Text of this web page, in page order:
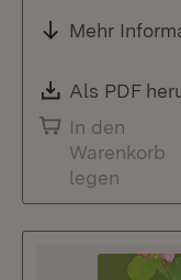
Mehr
Download:
Als PDF
In den
Warenkorb
legen